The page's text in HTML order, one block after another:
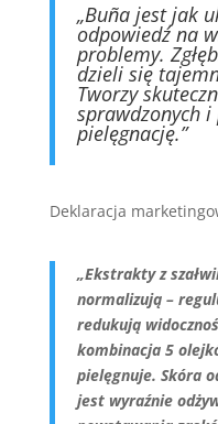
„Buña jest jak
odpowiedź na
problemy.
dzieli się
Tworzy
sprawdzonych
pielęgnację.”
Deklaracja
„Ekstrakty z
normalizują –
redukują
kombinacja 5
pielęgnuje. Skóra
jest wyraźnie